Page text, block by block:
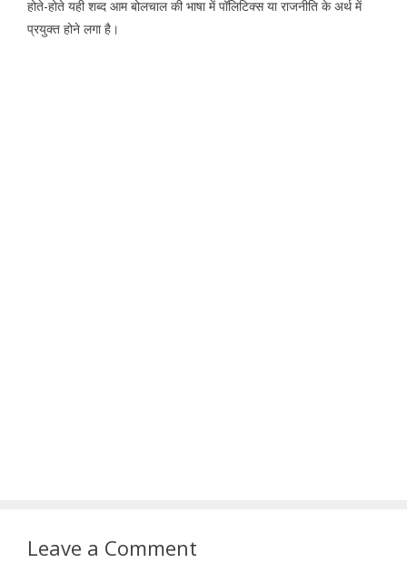
होते-होते यही शब्द आम बोलचाल की भाषा में पॉलिटिक्स या राजनीति के अर्थ में
प्रयुक्त होने लगा है।
Leave a Comment